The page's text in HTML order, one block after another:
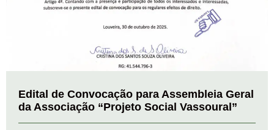
Edital de Convocação para Assembleia Geral
da Associação “Projeto Social Vassoural”